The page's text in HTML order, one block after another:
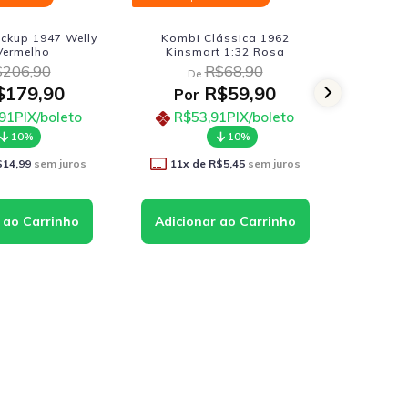
1962
1:32 Rosa
PIX/boleto
10%
sem juros
Ram 1500 Rebel Crew Cab
2019 Motormax 1:27 Vermelho
De R$252,90
PorR$219,90
R$197,91PIX/boleto
10%
12x de R$18,33sem juros